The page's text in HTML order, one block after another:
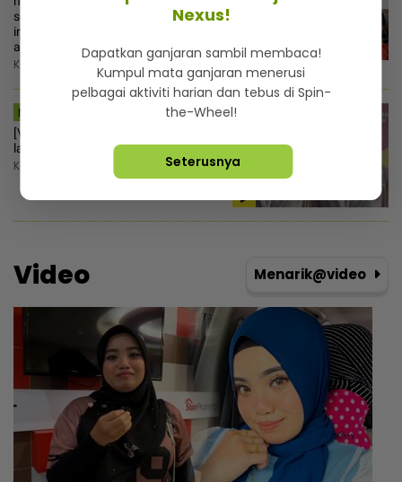
segera... Ingatkan orang susah,
individu tergamam lepas tengok baki
akaun rakan
Khamis, 6 Ogos 2026 12:00 PM
MSTAR | HIBURAN
[V] Syida Melvin tidak suci, tangguh
lafaz cerai 12 Ogos ini
Khamis, 6 Ogos 2026 11:45 AM
Video Menarik@video
Nexus!
Dapatkan ganjaran sambil membaca!
Kumpul mata ganjaran menerusi
pelbagai aktiviti harian dan tebus di Spin-
the-Wheel!
Seterusnya